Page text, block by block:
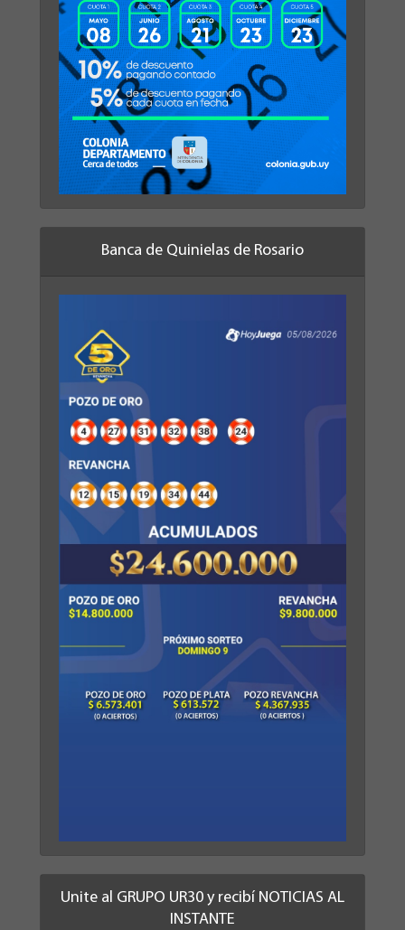
Banca de Quinielas de Rosario
Unite al GRUPO UR30 y recibí NOTICIAS AL
INSTANTE